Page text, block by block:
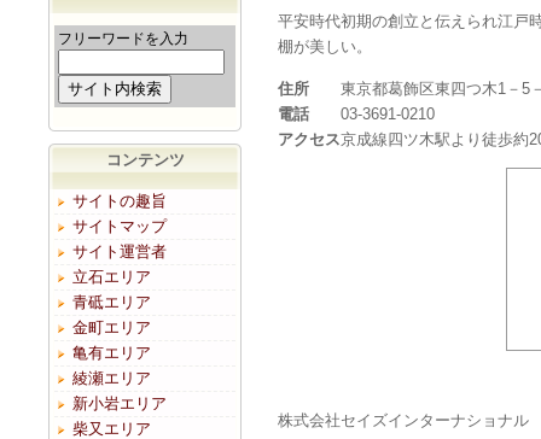
フリーワードを入力
コンテンツ
サイトの趣旨
サイトマップ
サイト運営者
立石エリア
青砥エリア
金町エリア
亀有エリア
綾瀬エリア
新小岩エリア
柴又エリア
平安時代初期の創立と伝えられ江戸
棚が美しい。
住所
東京都葛飾区東四つ木1－5
電話
03-3691-0210
アクセス京成線四ツ木駅より徒歩約
株式会社セイズインターナショナル